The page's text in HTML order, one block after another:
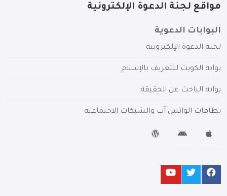
مواقع لجنة الدعوة الإلكترونية
البوابات الدعوية
لجنة الدعوة الإلكترونية
بوابة الكويت للتعريف بالإسلام
بوابة الباحث عن الحقيقة
بطاقات الواتس آب والشبكات الاجتماعية